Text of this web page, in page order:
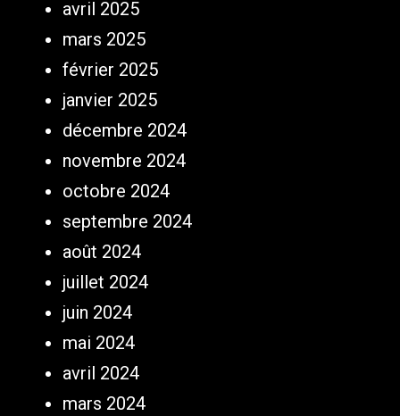
avril 2025
mars 2025
février 2025
janvier 2025
décembre 2024
novembre 2024
octobre 2024
septembre 2024
août 2024
juillet 2024
juin 2024
mai 2024
avril 2024
mars 2024